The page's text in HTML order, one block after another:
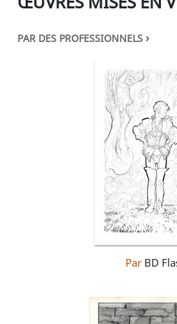
PAR DES PROFESSIONNELS ›
Par BD